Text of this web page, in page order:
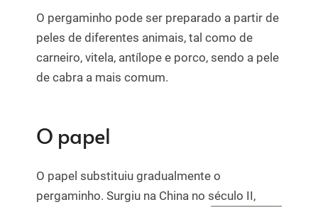
O pergaminho pode ser preparado a partir de
peles de diferentes animais, tal como de
carneiro, vitela, antílope e porco, sendo a pele
de cabra a mais comum.
O papel
O papel substituiu gradualmente o
pergaminho. Surgiu na China no século II,